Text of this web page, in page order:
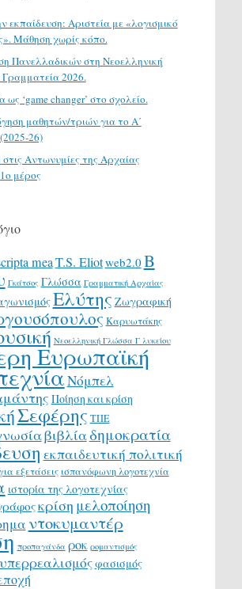
εκπαίδευση: Αριστεία με «λογισμικό
Μάθηση χωρίς κόπο.
Πανελλαδικών στη Νεοελληνική
2026.
ως ‘game changer’ στο σχολείο.
μαθητών/τριών για το Α΄
26)
Αντωνυμίες της Αρχαίας
μέρος
meaT.S. Eliotweb2.0 Β
Γκάτσος Γλώσσα Γραμματική Αρχαίας
Ελύτης Ζωγραφική
Καρυωτάκης
Νεοελληνική Γλώσσα Γ λυκείου
Ευρωπαϊκή
Νόμπελ
Ποίηση και κρίση
Σεφέρης ΤΠΕ
βιβλίαδημοκρατία
εκπαιδευτική πολιτική
εξετάσεις ισπανόφωνη λογοτεχνία
ιστορία της λογοτεχνίας
κρίση μελοποίηση
ντοκυμαντέρ
προπαγάνδα ροκ ρομαντισμός
υπερρεαλισμόςφασισμός